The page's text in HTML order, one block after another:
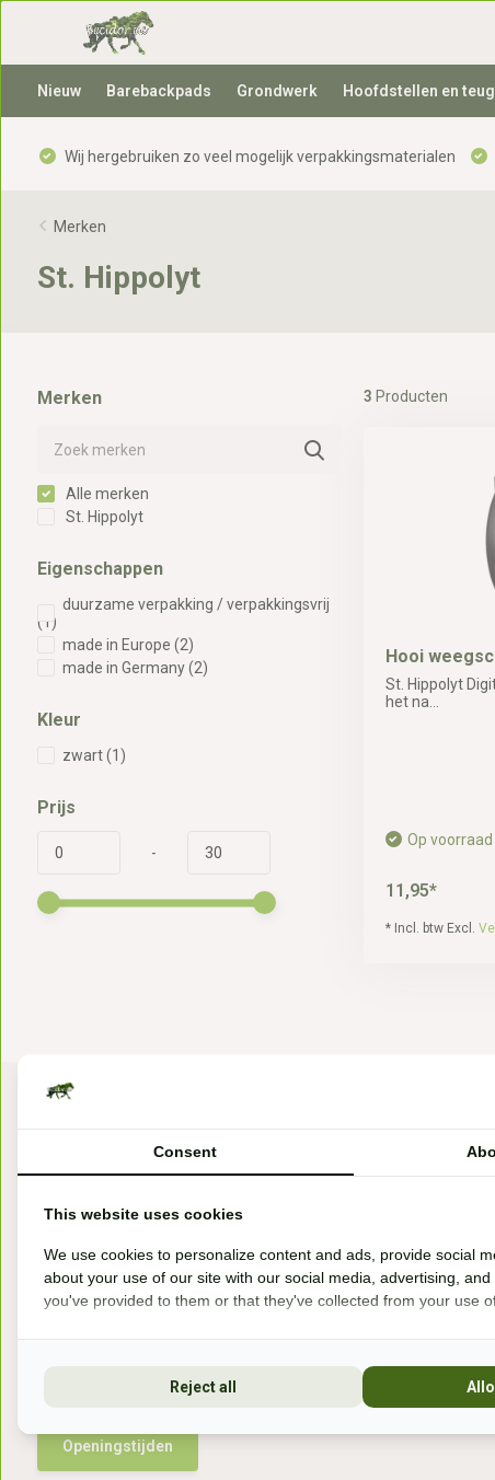
Nieuw Barebackpads Grondwerk Hoofdstellen en
Wij hergebruiken zo veel mogelijk verpakkingsmaterialen
Merken
St. Hippolyt
Merken
Alle merken
St. Hippolyt
Eigenschappen
duurzame verpakking / verpakkingsvrij
(1)
made in Europe (2)
made in Germany(2)
Kleur
zwart(1)
Prijs
-
3 Producten
Hooi
St. Hippolyt
het na...
Op voorraad
11,95*
* Incl. btw Excl.
Bezoek onze winkel
Handelsweg 6a
7041gx 's-Heerenberg
aan de Duitse grens, aan de A12/A3
Openingstijden
Consent
This website uses cookies
We use cookies to personalize content and ads, provide social
about your use of our site with our social media, advertising,
you've provided to them or that they've collected from your use
Reject all